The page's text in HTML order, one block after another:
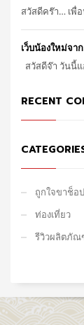
สวัสดีคร๊า… เพื่
เว็บน้องใหม่จา
สวัสดีจ๊า วันนี้
RECENT
ถูกใจขาช็อป
ท่องเที่ยว
รีวิวผลิตภั